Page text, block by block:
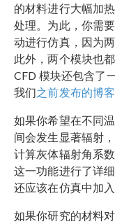
的材料进行大幅加
处理。为此，你需
动进行仿真，因为
此外，两个模块也
CFD 模块还包含了
我们之前发布的博客
如果你希望在不同
间会发生显著辐射
计算灰体辐射角系
这一功能进行了详
还应该在仿真中加入
如果你研究的材料